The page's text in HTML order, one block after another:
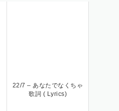
22/7 – あなたでなくちゃ
歌詞 ( Lyrics)